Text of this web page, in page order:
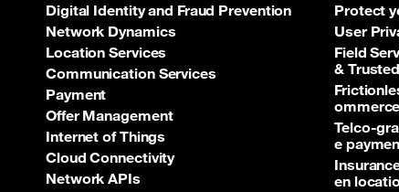
Digital Identity and Fraud Prevention
Network Dynamics
Location Services
Communication Services
Payment
Offer Management
Internet of Things
Cloud Connectivity
Network APIs
Protect
User
Field
&
ommerce
e
en